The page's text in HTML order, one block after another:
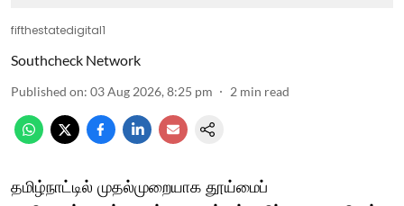
fifthestatedigital1
Southcheck Network
Published on: 03 Aug 2026, 8:25 pm 2 min read
தமிழ்நாட்டில் முதல்முறையாக தூய்மைப்